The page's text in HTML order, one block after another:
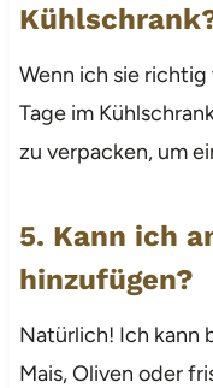
Wenn ich sie
Tage im
zu verpacken, um
5. Kann ich
hinzufügen?
Natürlich! Ich kann
Mais, Oliven oder